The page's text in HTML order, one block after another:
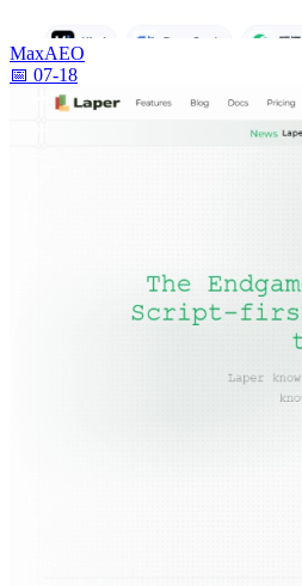
MaxAEO
📅 07-18